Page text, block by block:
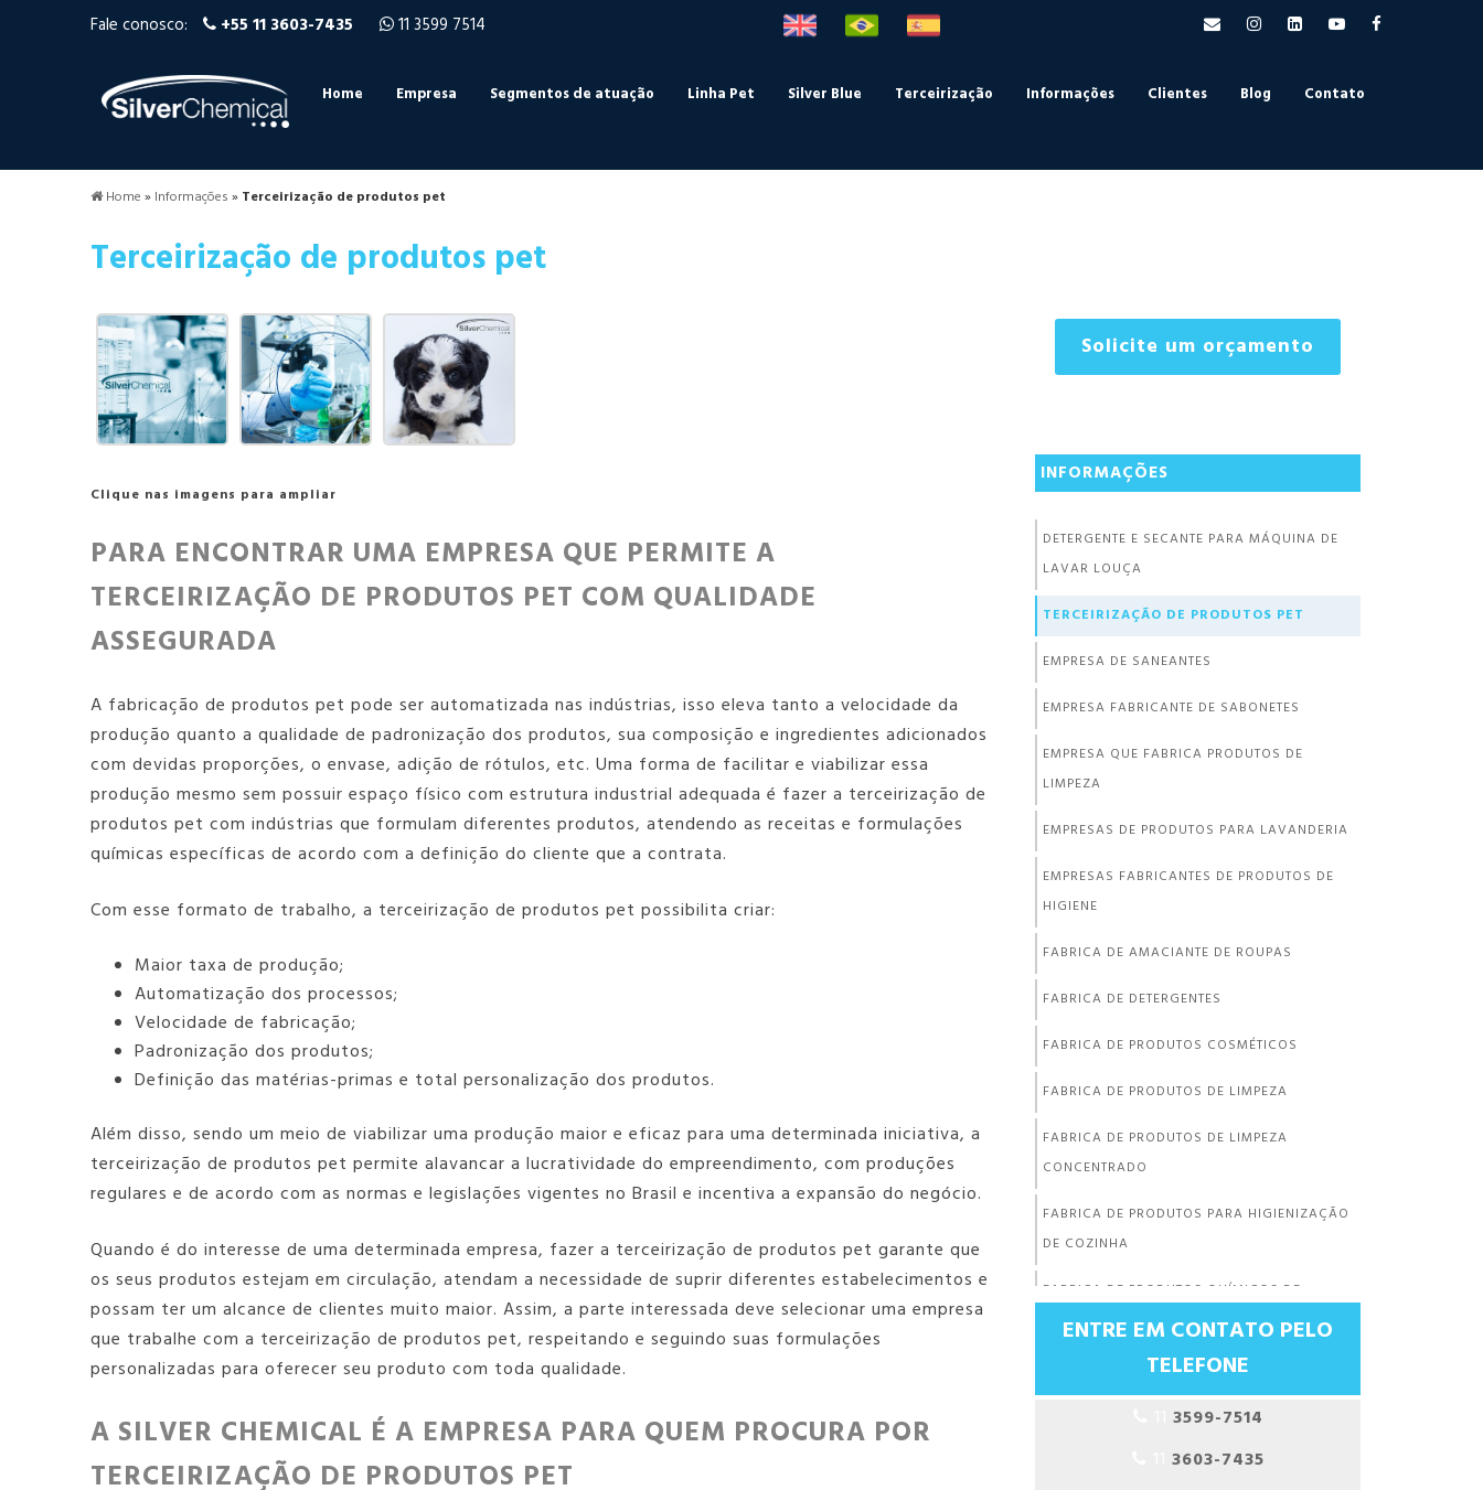
Fale conosco: +55 11 3603-7435 11 3599 7514
Home Empresa Segmentos de atuação Linha Pet Silver Blue Terceirização Informações Clientes Blog Contato
Home » Informações » Terceirização de produtos pet
Terceirização de produtos pet
Clique nas imagens para ampliar
PARA ENCONTRAR UMA EMPRESA QUE PERMITE A
TERCEIRIZAÇÃO DE PRODUTOS PET COM QUALIDADE
ASSEGURADA
A fabricação de produtos pet pode ser automatizada nas indústrias, isso eleva tanto a velocidade da
produção quanto a qualidade de padronização dos produtos, sua composição e ingredientes adicionados
com devidas proporções, o envase, adição de rótulos, etc. Uma forma de facilitar e viabilizar essa
produção mesmo sem possuir espaço físico com estrutura industrial adequada é fazer a terceirização de
produtos pet com indústrias que formulam diferentes produtos, atendendo as receitas e formulações
químicas específicas de acordo com a definição do cliente que a contrata.
Com esse formato de trabalho, a terceirização de produtos pet possibilita criar:
Maior taxa de produção;
Automatização dos processos;
Velocidade de fabricação;
Padronização dos produtos;
Definição das matérias-primas e total personalização dos produtos.
Além disso, sendo um meio de viabilizar uma produção maior e eficaz para uma determinada iniciativa, a
terceirização de produtos pet permite alavancar a lucratividade do empreendimento, com produções
regulares e de acordo com as normas e legislações vigentes no Brasil e incentiva a expansão do negócio.
Quando é do interesse de uma determinada empresa, fazer a terceirização de produtos pet garante que
os seus produtos estejam em circulação, atendam a necessidade de suprir diferentes estabelecimentos e
possam ter um alcance de clientes muito maior. Assim, a parte interessada deve selecionar uma empresa
que trabalhe com a terceirização de produtos pet, respeitando e seguindo suas formulações
personalizadas para oferecer seu produto com toda qualidade.
A SILVER CHEMICAL É A EMPRESA PARA QUEM PROCURA POR
TERCEIRIZAÇÃO DE PRODUTOS PET
Solicite um orçamento
INFORMAÇÕES
DETERGENTE E SECANTE PARA MÁQUINA DE
LAVAR LOUÇA
TERCEIRIZAÇÃO DE PRODUTOS PET
EMPRESA DE SANEANTES
EMPRESA FABRICANTE DE SABONETES
EMPRESA QUE FABRICA PRODUTOS DE
LIMPEZA
EMPRESAS DE PRODUTOS PARA LAVANDERIA
EMPRESAS FABRICANTES DE PRODUTOS DE
HIGIENE
FABRICA DE AMACIANTE DE ROUPAS
FABRICA DE DETERGENTES
FABRICA DE PRODUTOS COSMÉTICOS
FABRICA DE PRODUTOS DE LIMPEZA
FABRICA DE PRODUTOS DE LIMPEZA
CONCENTRADO
FABRICA DE PRODUTOS PARA HIGIENIZAÇÃO
DE COZINHA
FABRICA DE PRODUTOS QUÍMICOS DE
LIMPEZA
FABRICANTE DE DESENGORDURANTE
FABRICANTE DE DESENGRAXANTE
FABRICANTE DE DESINFETANTE
ENTRE EM CONTATO PELO
TELEFONE
3599-7514
3603-7435